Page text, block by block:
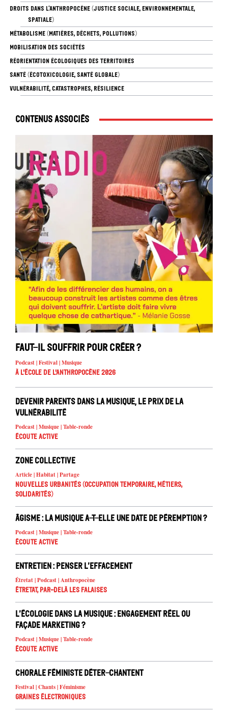
DROITS DANS L’ANTHROPOCÈNE (JUSTICE SOCIALE, ENVIRONNEMENTALE,
SPATIALE)
MÉTABOLISME (MATIÈRES, DÉCHETS, POLLUTIONS)
MOBILISATION DES SOCIÉTÉS
RÉORIENTATION ÉCOLOGIQUES DES TERRITOIRES
SANTÉ (ÉCOTOXICOLOGIE, SANTÉ GLOBALE)
VULNÉRABILITÉ, CATASTROPHES, RÉSILIENCE
Contenus associés
Faut-il souffrir pour créer ?
Podcast | Festival | Musique
À l'école de l'Anthropocène 2026
Devenir parents dans la musique, le prix de la
vulnérabilité
Podcast | Musique | Table-ronde
Écoute active
Zone collective
Article | Habitat | Partage
Nouvelles urbanités (occupation temporaire, métiers,
solidarités)
Âgisme : la musique a-t-elle une date de péremption ?
Podcast | Musique | Table-ronde
Écoute active
Entretien : Penser l’effacement
Étretat | Podcast | Anthropocène
Étretat, par-delà les falaises
L’écologie dans la musique : engagement réel ou
façade marketing ?
Podcast | Musique | Table-ronde
Écoute active
Chorale féministe Déter-chantent
Festival | Chants | Féminisme
Graines électroniques